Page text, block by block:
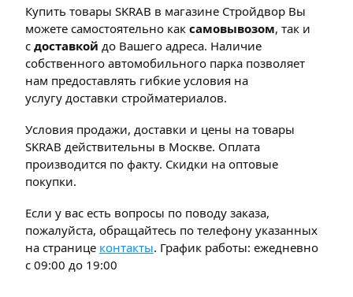
Купить товары SKRAB в магазине Стройдвор Вы
можете самостоятельно как самовывозом, так и
с доставкой до Вашего адреса. Наличие
собственного автомобильного парка позволяет
нам предоставлять гибкие условия на
услугу доставки стройматериалов.
Условия продажи, доставки и цены на товары
SKRAB действительны в Москве. Оплата
производится по факту. Скидки на оптовые
покупки.
Если у вас есть вопросы по поводу заказа,
пожалуйста, обращайтесь по телефону указанных
на странице контакты. График работы: ежедневно
с 09:00 до 19:00